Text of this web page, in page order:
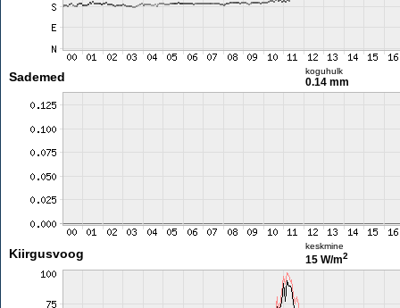
Sademed koguhulk
0.14 mm
Kiirgusvoog
keskmine
15 W/m2